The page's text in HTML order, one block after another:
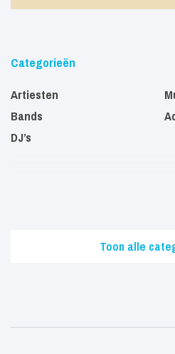
Categorieën
Artiesten
Bands
DJ’s
Toon alle